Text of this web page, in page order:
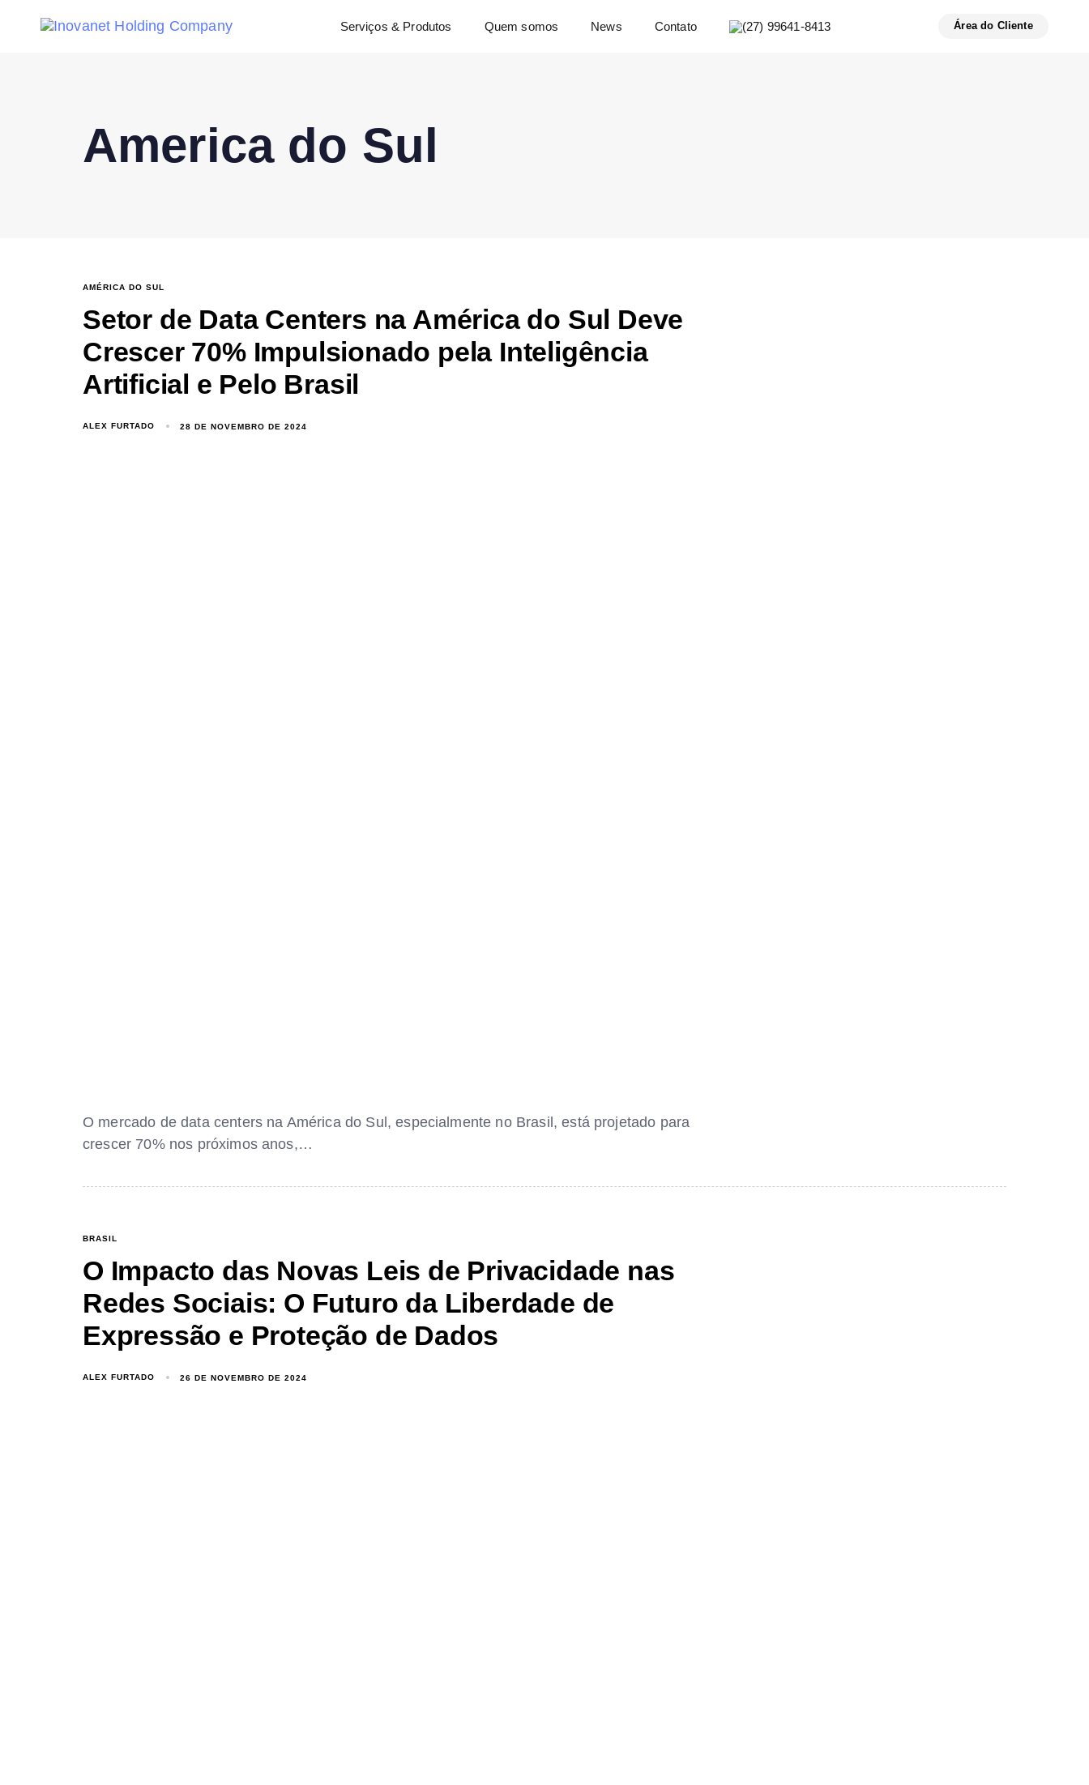
Serviços & Produtos Quem somos News Contato (27) 99641-8413 Área do Cliente
America do Sul
AMÉRICA DO SUL
Setor de Data Centers na América do Sul Deve
Crescer 70% Impulsionado pela Inteligência
Artificial e Pelo Brasil
ALEX FURTADO 28 DE NOVEMBRO DE 2024
O mercado de data centers na América do Sul, especialmente no Brasil, está projetado para
crescer 70% nos próximos anos,…
BRASIL
O Impacto das Novas Leis de Privacidade nas
Redes Sociais: O Futuro da Liberdade de
Expressão e Proteção de Dados
ALEX FURTADO 26 DE NOVEMBRO DE 2024